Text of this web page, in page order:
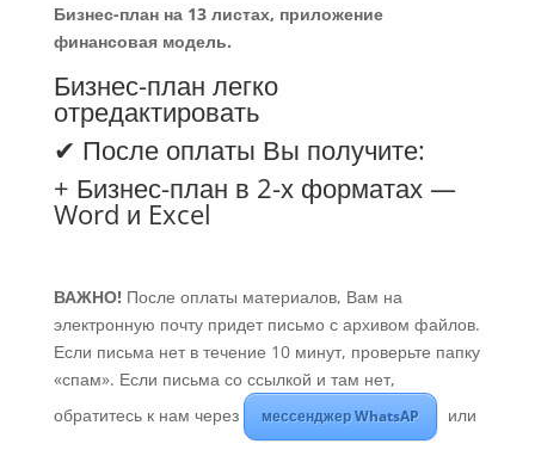
Бизнес-план на 13 листах, приложение
финансовая модель.
Бизнес-план легко
отредактировать
✔ После оплаты Вы получите:
+ Бизнес-план в 2-х форматах —
Word и Excel
ВАЖНО!После оплаты материалов, Вам на
электронную почту придет письмо с архивом файлов.
Если письма нет в течение 10 минут, проверьте папку
«спам». Если письма со ссылкой и там нет,
обратитесь к нам через
мессенджер WhatsAP или